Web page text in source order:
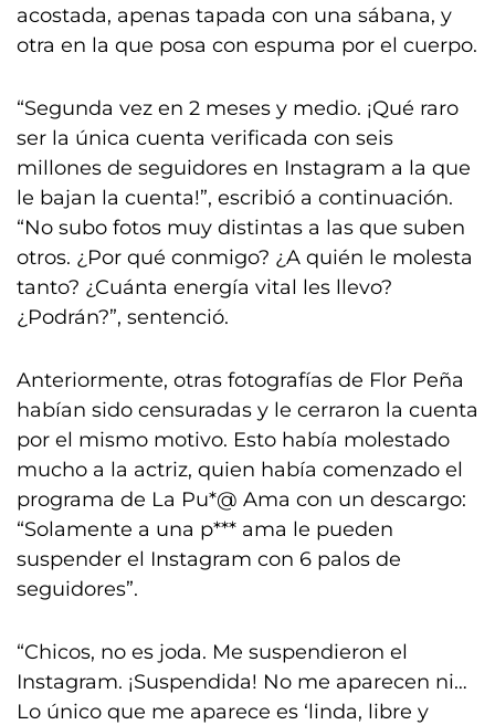
acostada, apenas tapada con una sábana, y
otra en la que posa con espuma por el cuerpo.
“Segunda vez en 2 meses y medio. ¡Qué raro
ser la única cuenta verificada con seis
millones de seguidores en Instagram a la que
le bajan la cuenta!”, escribió a continuación.
“No subo fotos muy distintas a las que suben
otros. ¿Por qué conmigo? ¿A quién le molesta
tanto? ¿Cuánta energía vital les llevo?
¿Podrán?”, sentenció.
Anteriormente, otras fotografías de Flor Peña
habían sido censuradas y le cerraron la cuenta
por el mismo motivo. Esto había molestado
mucho a la actriz, quien había comenzado el
programa de La Pu*@ Ama con un descargo:
“Solamente a una p*** ama le pueden
suspender el Instagram con 6 palos de
seguidores”.
“Chicos, no es joda. Me suspendieron el
Instagram. ¡Suspendida! No me aparecen ni…
Lo único que me aparece es ‘linda, libre y